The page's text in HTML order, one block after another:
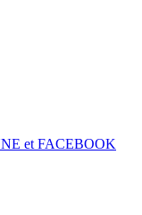
et FACEBOOK